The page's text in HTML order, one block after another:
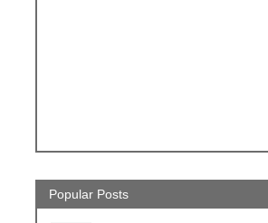
Popular Posts